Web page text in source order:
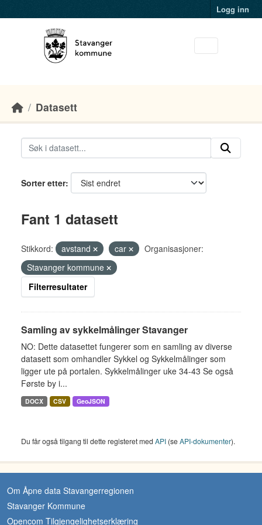
Logg inn
Datasett
Sorter etter
Fant 1 datasett
Stikkord: avstand car
Organisasjoner:
Stavanger kommune
Filterresultater
Samling av sykkelmålinger Stavanger
NO: Dette datasettet fungerer som en samling av diverse
datasett som omhandler Sykkel og Sykkelmålinger som
ligger ute på portalen. Sykkelmålinger uke 34-43 Se også
Første by i...
DOCX CSV GeoJSON
Du får også tilgang til dette registeret med API (seAPI-dokumenter).
Om Åpne data Stavangerregionen
Stavanger Kommune
Opencom Tilgjengelighetserklæring